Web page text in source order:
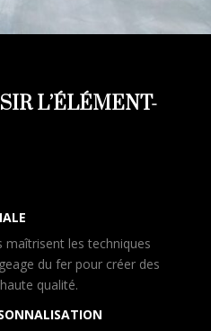
L’ÉLÉMENT-
maîtrisent les techniques
du fer pour créer des
qualité.